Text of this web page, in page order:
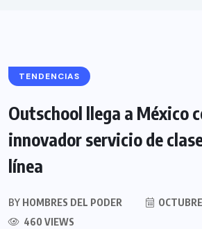
TENDENCIAS
Outschool llega a México
innovador servicio de
línea
BY HOMBRES DEL PODER
460 VIEWS